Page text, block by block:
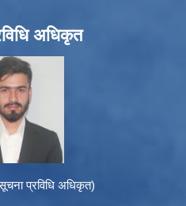
अधिकृत
प्रविधि अधिकृत)